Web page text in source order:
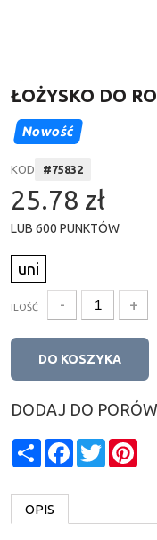
ŁOŻYSKO DO
Nowość
KOD #75832
25.78 zł
LUB 600 PUNKTÓW
uni
ILOŚĆ - +
DO KOSZYKA
DODAJ DO
ShareFacebook
Twitter
OPIS